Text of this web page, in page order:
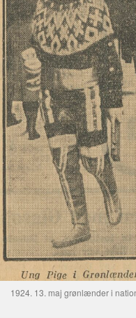
1924. 13. maj grønlænder i